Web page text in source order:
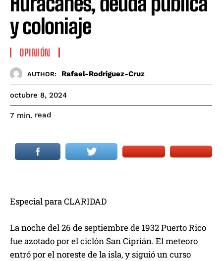
y coloniaje
OPINIÓN
AUTHOR: Rafael-Rodriguez-Cruz
octubre 8, 2024
7 min. read
Especial para CLARIDAD
La noche del 26 de septiembre de 1932 Puerto Rico
fue azotado por el ciclón San Ciprián. El meteoro
entró por el noreste de la isla, y siguió un curso